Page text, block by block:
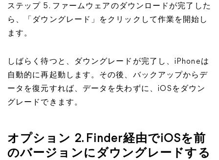
ステップ 5. ファームウェアのダウンロードが完了した
ら、「ダウングレード」をクリックして作業を開始し
ます。
しばらく待つと、ダウングレードが完了し、iPhoneは
自動的に再起動します。その後、バックアップからデ
ータを復元すれば、データを失わずに、iOSをダウン
グレードできます。
オプション 2. Finder経由でiOSを前
のバージョンにダウングレードする